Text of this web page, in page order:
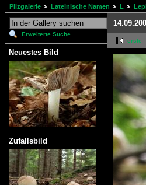
Pilzgalerie Lateinische Namen L
Erweiterte Suche
Neuestes Bild
Zufallsbild
erste